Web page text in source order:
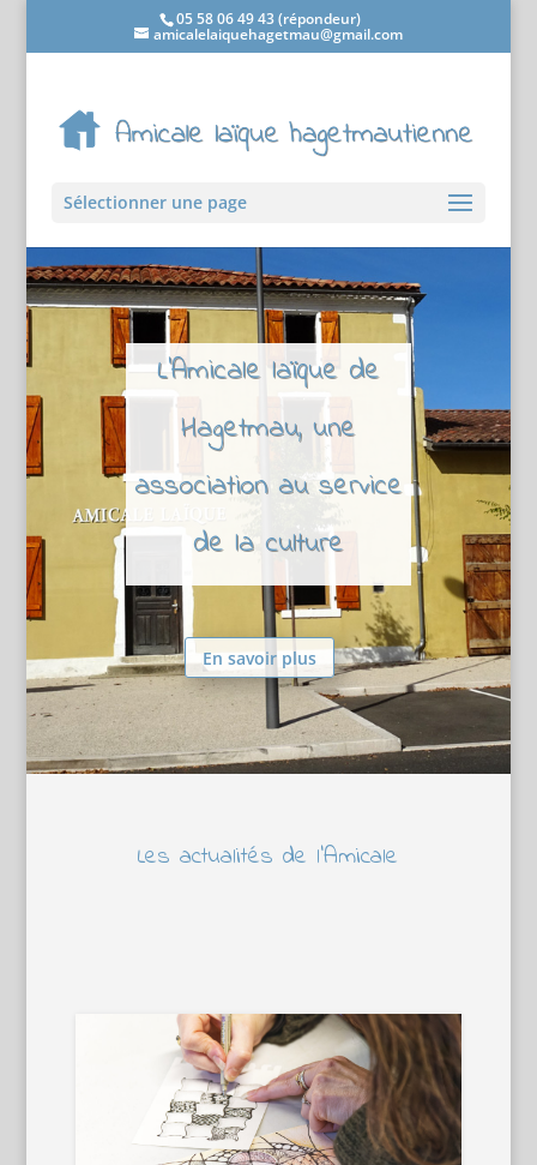
05 58 06 49 43 (répondeur)
amicalelaiquehagetmau@gmail.com
Sélectionner une page
L'Amicale laïque de
Hagetmau, une
association au service
de la culture
En savoir plus
Les actualités de l’Amicale